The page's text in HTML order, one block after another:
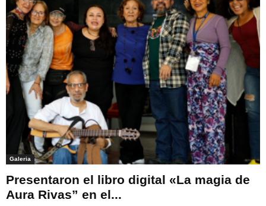
Galeria
Presentaron el libro digital «La magia de
Aura Rivas” en el...